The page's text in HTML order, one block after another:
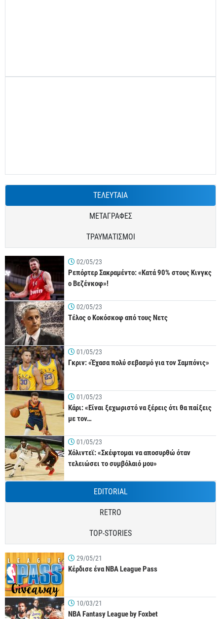
ΤΕΛΕΥΤΑΙΑ
ΜΕΤΑΓΡΑΦΕΣ
ΤΡΑΥΜΑΤΙΣΜΟΙ
02/05/23
Ρεπόρτερ Σακραμέντο: «Κατά 90% στους Κινγκς
ο Βεζένκοφ»!
02/05/23
Τέλος ο Κοκόσκοφ από τους Νετς
01/05/23
Γκριν: «Έχασα πολύ σεβασμό για τον Σαμπόνις»
01/05/23
Κάρι: «Είναι ξεχωριστό να ξέρεις ότι θα παίξεις
με τον…
01/05/23
Χόλιντεϊ: «Σκέφτομαι να αποσυρθώ όταν
τελειώσει το συμβόλαιό μου»
EDITORIAL
RETRO
TOP-STORIES
29/05/21
Κέρδισε ένα NBA League Pass
10/03/21
NBA Fantasy League by Foxbet